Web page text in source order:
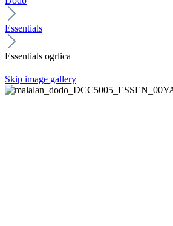
Essentials
Essentials ogrlica
Skip image gallery